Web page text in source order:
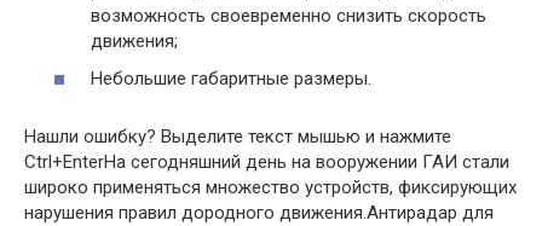
возможность своевременно снизить скорость
движения;
Небольшие габаритные размеры.
Нашли ошибку? Выделите текст мышью и нажмите
Ctrl+EnterНа сегодняшний день на вооружении ГАИ стали
широко применяться множество устройств, фиксирующих
нарушения правил дородного движения.Антирадар для